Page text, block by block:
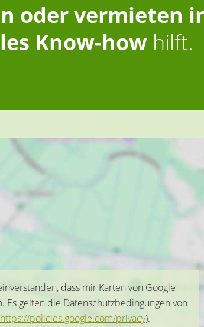
oder vermieten
Know-how hilft.
dass mir Karten von Google
Es gelten die Datenschutzbedingungen von
https://policies.google.com/privacy).